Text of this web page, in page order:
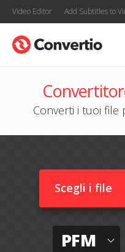
Video Editor Add Subtitles to
Converti i tuoi file
Scegli i file
PFM